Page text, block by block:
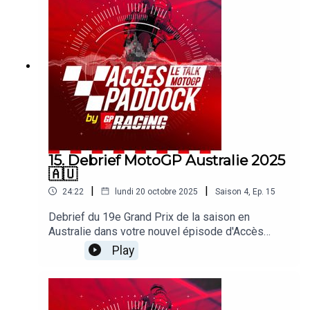
les difficultés d'Aprilia, le cas Pecco Bagnaiai ou
encore les performances des Français. Sans
oublier les sujets brulants qui agitent le paddock !
15. Debrief MotoGP Australie 2025
🇦🇺
24:22 | lundi 20 octobre 2025 | Saison 4, Ep. 15
Debrief du 19e Grand Prix de la saison en
Australie dans votre nouvel épisode d'Accès
Paddock grâce nos reporters sur les Grands Prix
Michel Turco et Alexis Delisse. Avec une large
Fernandez ! On revient également sur les progrès
d'Aprilia et Marco Bezzecchi, la situation de
Play